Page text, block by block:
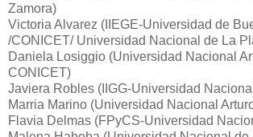
Zamora)
Victoria Alvarez (IIEGE-Universidad de
/CONICET/ Universidad Nacional de La
Daniela Losiggio (Universidad Nacional
CONICET)
Javiera Robles (IIGG-Universidad
Marria Marino (Universidad Nacional
Flavia Delmas (FPyCS-Universidad